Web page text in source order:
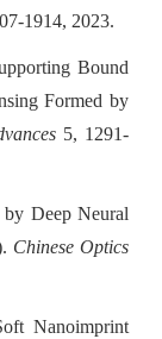
1914, 2023.
Bound
Formed by
5, 1291-
by Deep Neural
Chinese Optics
Nanoimprint